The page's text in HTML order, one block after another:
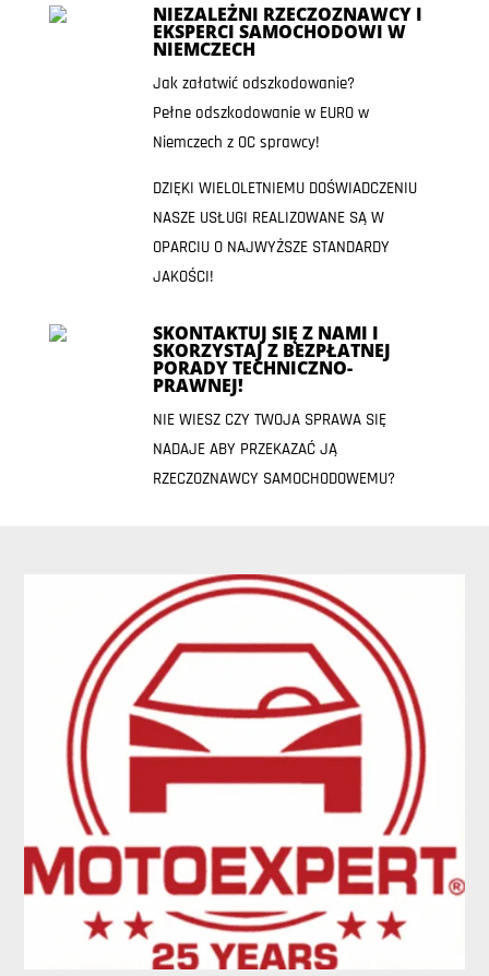
NIEZALEŻNI RZECZOZNAWCY I
EKSPERCI SAMOCHODOWI W
NIEMCZECH
Jak załatwić odszkodowanie?
Pełne odszkodowanie w EURO w
Niemczech z OC sprawcy!
DZIĘKI WIELOLETNIEMU DOŚWIADCZENIU
NASZE USŁUGI REALIZOWANE SĄ W
OPARCIU O NAJWYŻSZE STANDARDY
JAKOŚCI!
SKONTAKTUJ SIĘ Z NAMI I
SKORZYSTAJ Z BEZPŁATNEJ
PORADY TECHNICZNO-
PRAWNEJ!
NIE WIESZ CZY TWOJA SPRAWA SIĘ
NADAJE ABY PRZEKAZAĆ JĄ
RZECZOZNAWCY SAMOCHODOWEMU?